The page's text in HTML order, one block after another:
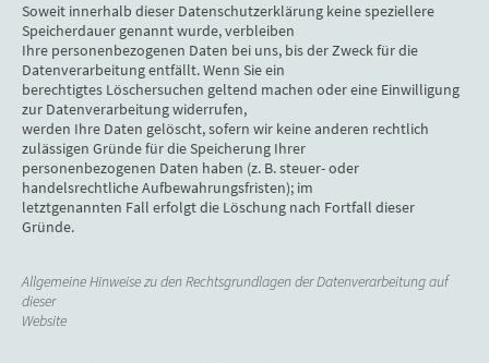
Soweit innerhalb dieser Datenschutzerklärung keine speziellere
Speicherdauer genannt wurde, verbleiben
Ihre personenbezogenen Daten bei uns, bis der Zweck für die
Datenverarbeitung entfällt. Wenn Sie ein
berechtigtes Löschersuchen geltend machen oder eine Einwilligung
zur Datenverarbeitung widerrufen,
werden Ihre Daten gelöscht, sofern wir keine anderen rechtlich
zulässigen Gründe für die Speicherung Ihrer
personenbezogenen Daten haben (z. B. steuer- oder
handelsrechtliche Aufbewahrungsfristen); im
letztgenannten Fall erfolgt die Löschung nach Fortfall dieser
Gründe.
Allgemeine Hinweise zu den Rechtsgrundlagen der Datenverarbeitung auf
dieser
Website